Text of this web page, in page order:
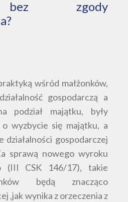
bez zgody
wśród małżonków,
gospodarczą a
podział majątku, były
wyzbycie się majątku, a
działalności gospodarczej
sprawą nowego wyroku
(III CSK 146/17), takie
będą znacząco
,jak wynika z orzeczenia z